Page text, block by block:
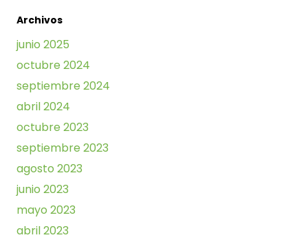
Archivos
junio 2025
octubre 2024
septiembre 2024
abril 2024
octubre 2023
septiembre 2023
agosto 2023
junio 2023
mayo 2023
abril 2023